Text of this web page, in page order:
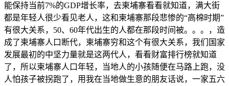
能保持当前7%的GDP增长率，去柬埔寨看看就知道，满大街
都是年轻人很少看见老人，这和柬埔寨那段悲惨的“高棉时期”
有很大关系，50、60年代出生的人都在那段时间被。。。，造
成了柬埔寨人口断代，柬埔寨穷和这个有很大关系，我们国家
发展最初的中坚力量就是这两代人，看看财富排行榜就知道
了，所以柬埔寨人口年轻，当地人的小孩随便在马路上跑，没
人怕孩子被拐跑了，用我在当地做生意的朋友话说，一家五六